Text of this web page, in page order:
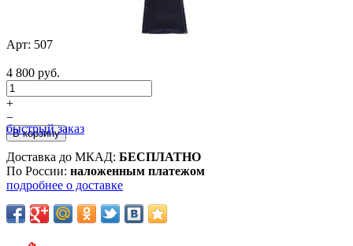
Арт: 507
4 800 руб.
+
−
быстрый заказ
Доставка до МКАД: БЕСПЛАТНО
По России: наложенным платежом
подробнее о доставке